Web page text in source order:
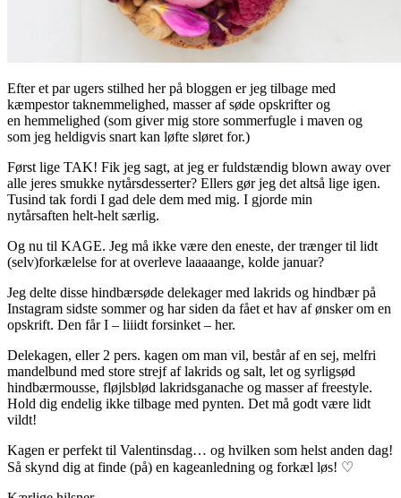
Efter et par ugers stilhed her på bloggen er jeg tilbage med
kæmpestor taknemmelighed, masser af søde opskrifter og
en hemmelighed (som giver mig store sommerfugle i maven og
som jeg heldigvis snart kan løfte sløret for.)
Først lige TAK! Fik jeg sagt, at jeg er fuldstændig blown away over
alle jeres smukke nytårsdesserter? Ellers gør jeg det altså lige igen.
Tusind tak fordi I gad dele dem med mig. I gjorde min
nytårsaften helt-helt særlig.
Og nu til KAGE. Jeg må ikke være den eneste, der trænger til lidt
(selv)forkælelse for at overleve laaaaange, kolde januar?
Jeg delte disse hindbærsøde delekager med lakrids og hindbær på
Instagram sidste sommer og har siden da fået et hav af ønsker om en
opskrift. Den får I – liiidt forsinket – her.
Delekagen, eller 2 pers. kagen om man vil, består af en sej, melfri
mandelbund med store strejf af lakrids og salt, let og syrligsød
hindbærmousse, fløjlsblød lakridsganache og masser af freestyle.
Hold dig endelig ikke tilbage med pynten. Det må godt være lidt
vildt!
Kagen er perfekt til Valentinsdag… og hvilken som helst anden dag!
Så skynd dig at finde (på) en kageanledning og forkæl løs! ♡